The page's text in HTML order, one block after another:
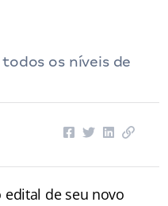
os níveis de
de seu novo